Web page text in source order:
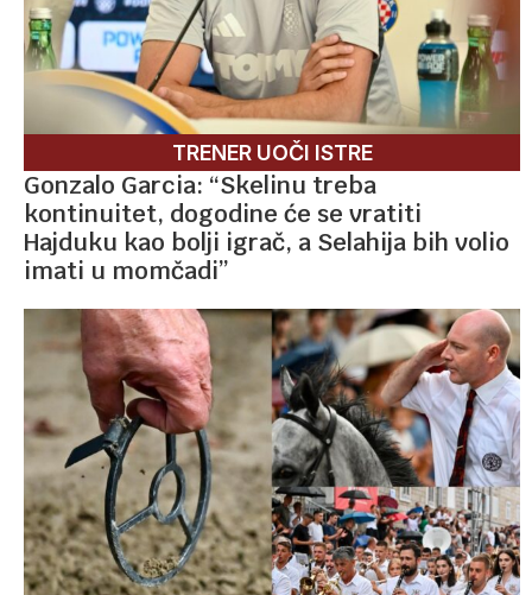
TRENER UOČI ISTRE
Gonzalo Garcia: “Skelinu treba
kontinuitet, dogodine će se vratiti
Hajduku kao bolji igrač, a Selahija bih volio
imati u momčadi”